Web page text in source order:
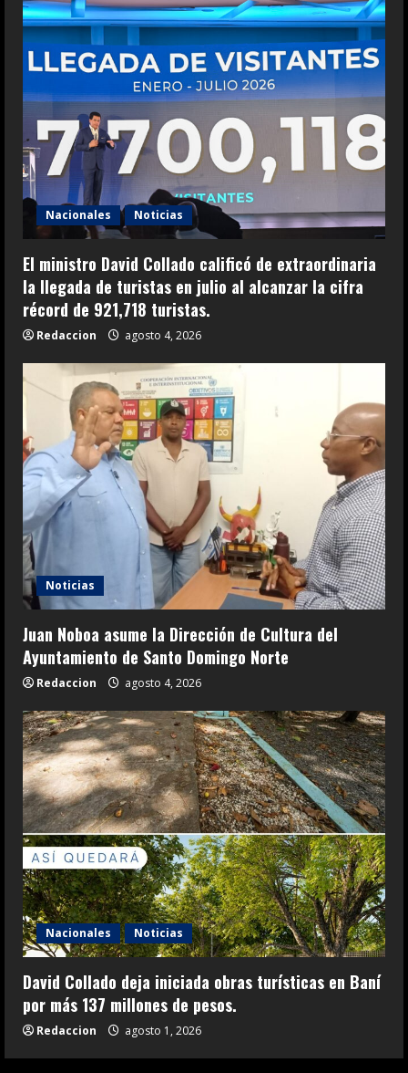
Nacionales Noticias
El ministro David Collado calificó de extraordinaria
la llegada de turistas en julio al alcanzar la cifra
récord de 921,718 turistas.
Redaccion agosto 4, 2026
Noticias
Juan Noboa asume la Dirección de Cultura del
Ayuntamiento de Santo Domingo Norte
Redaccion agosto 4, 2026
Nacionales Noticias
David Collado deja iniciada obras turísticas en Baní
por más 137 millones de pesos.
Redaccion agosto 1, 2026